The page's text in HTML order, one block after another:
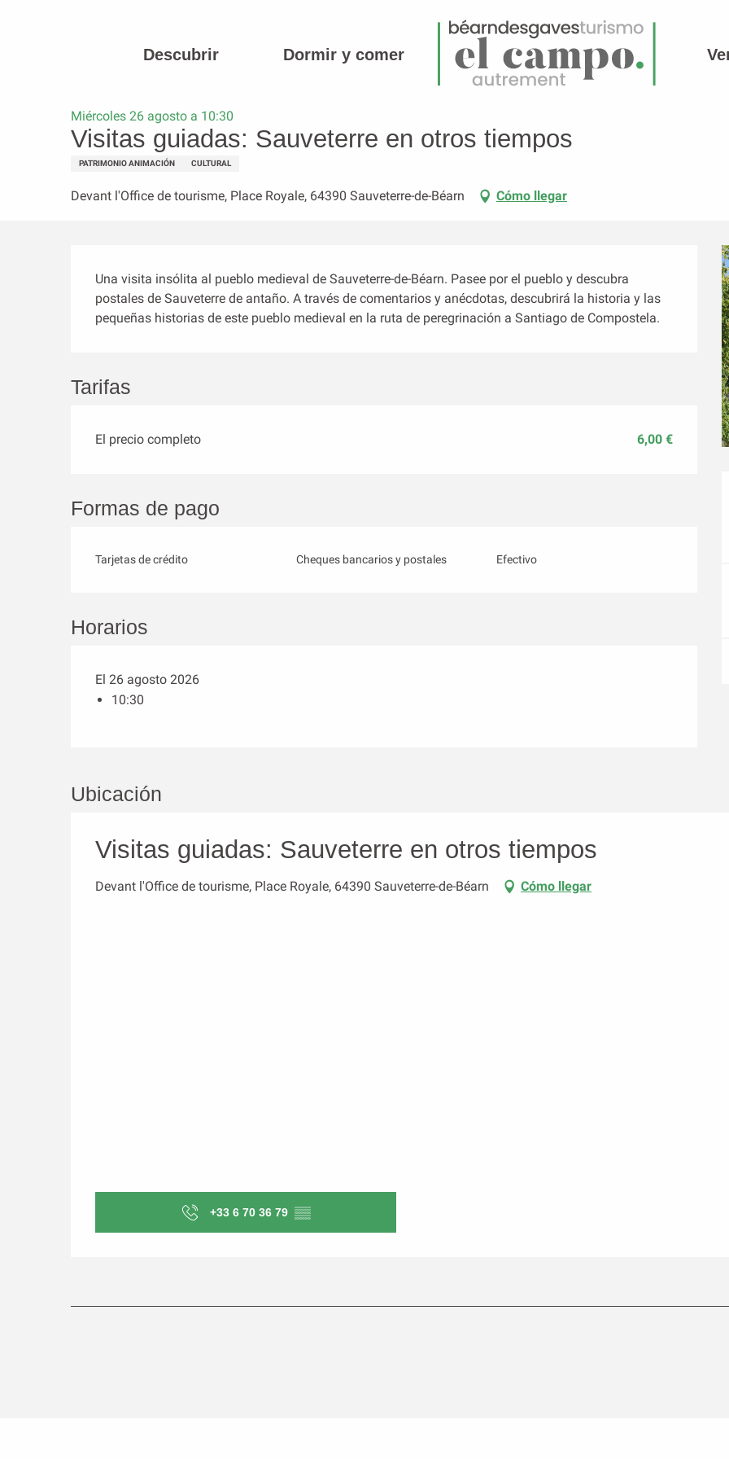
Descubrir Dormir y comer
Visitas guiadas: Sauveterre en otros tiempos
Miércoles 26 agosto a 10:30
Visitas guiadas: Sauveterre en otros tiempos
PATRIMONIO ANIMACIÓN CULTURAL
Devant l'Office de tourisme, Place Royale, 64390 Sauveterre-de-Béarn Cómo llegar
Una visita insólita al pueblo medieval de Sauveterre-de-Béarn. Pasee por el pueblo y descubra
postales de Sauveterre de antaño. A través de comentarios y anécdotas, descubrirá la historia y las
pequeñas historias de este pueblo medieval en la ruta de peregrinación a Santiago de Compostela.
Tarifas
El precio completo 6,00 €
Formas de pago
Tarjetas de crédito Cheques bancarios y postales Efectivo
Horarios
El 26 agosto 2026
10:30
Ubicación
Visitas guiadas: Sauveterre en otros tiempos
Devant l'Office de tourisme, Place Royale, 64390 Sauveterre-de-Béarn Cómo llegar
+33 6 70 36 79 ▒▒